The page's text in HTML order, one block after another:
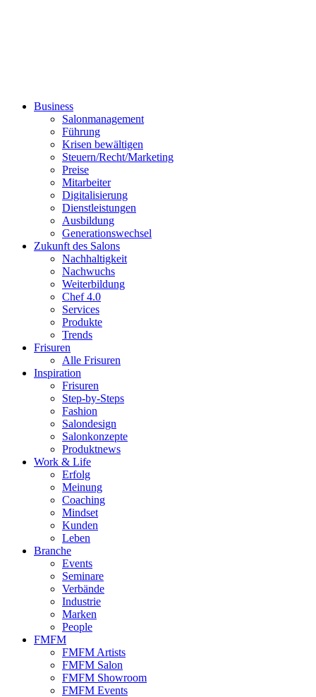
Business
Salonmanagement
Führung
Krisen bewältigen
Steuern/Recht/Marketing
Preise
Mitarbeiter
Digitalisierung
Dienstleistungen
Ausbildung
Generationswechsel
Zukunft des Salons
Nachhaltigkeit
Nachwuchs
Weiterbildung
Chef 4.0
Services
Produkte
Trends
Frisuren
Alle Frisuren
Inspiration
Frisuren
Step-by-Steps
Fashion
Salondesign
Salonkonzepte
Produktnews
Work & Life
Erfolg
Meinung
Coaching
Mindset
Kunden
Leben
Branche
Events
Seminare
Verbände
Industrie
Marken
People
FMFM
FMFM Artists
FMFM Salon
FMFM Showroom
FMFM Events